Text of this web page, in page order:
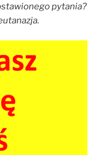
pytania?